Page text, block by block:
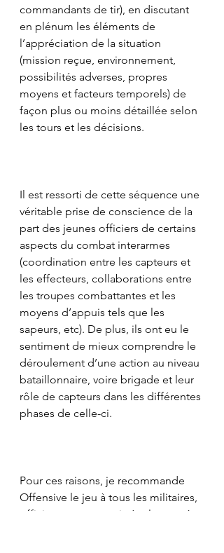
commandants de tir), en discutant
en plénum les éléments de
l’appréciation de la situation
(mission reçue, environnement,
possibilités adverses, propres
moyens et facteurs temporels) de
façon plus ou moins détaillée selon
les tours et les décisions.
Il est ressorti de cette séquence une
véritable prise de conscience de la
part des jeunes officiers de certains
aspects du combat interarmes
(coordination entre les capteurs et
les effecteurs, collaborations entre
les troupes combattantes et les
moyens d’appuis tels que les
sapeurs, etc). De plus, ils ont eu le
sentiment de mieux comprendre le
déroulement d’une action au niveau
bataillonnaire, voire brigade et leur
rôle de capteurs dans les différentes
phases de celle-ci.
Pour ces raisons, je recommande
Offensive le jeu à tous les militaires,
officiers ou non, mais également à